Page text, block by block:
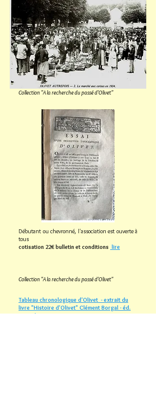
Collection "A la recherche du passé d'Olivet"
Débutant ou chevronné, l'association est ouverte à
tous
cotisation 22€ bulletin et conditions lire
Collection "A la recherche du passé d'Olivet"
Tableau chronologique d'Olivet - extrait du
livre "Histoire d'Olivet" Clément Borgal - éd.
1986 - lire